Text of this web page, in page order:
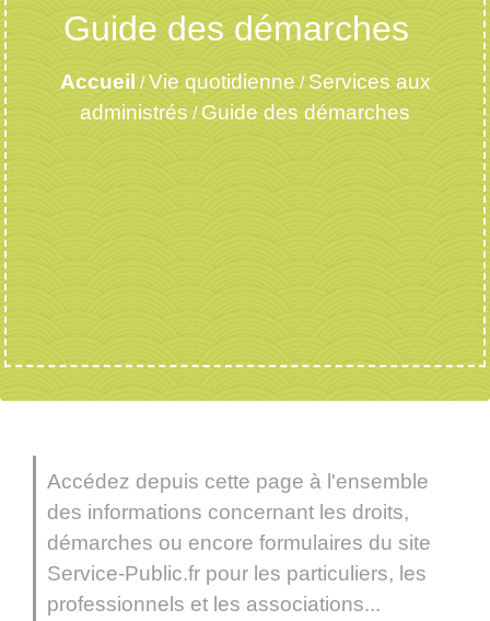
Guide des démarches
Accueil /Vie quotidienne / Services aux
administrés / Guide des démarches
Accédez depuis cette page à l'ensemble
des informations concernant les droits,
démarches ou encore formulaires du site
Service-Public.fr pour les particuliers, les
professionnels et les associations...